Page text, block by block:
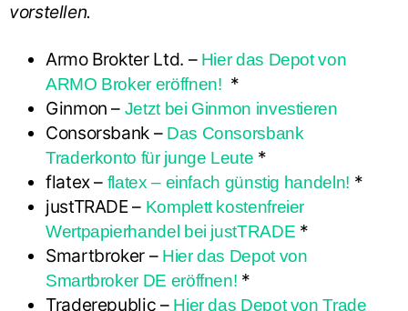
vorstellen.
Armo Brokter Ltd. – Hier das Depot von
ARMO Broker eröffnen! *
Ginmon – Jetzt bei Ginmon investieren
Consorsbank – Das Consorsbank
Traderkonto für junge Leute *
flatex – flatex – einfach günstig handeln! *
justTRADE – Komplett kostenfreier
Wertpapierhandel bei justTRADE *
Smartbroker – Hier das Depot von
Smartbroker DE eröffnen! *
Traderepublic – Hier das Depot von Trade